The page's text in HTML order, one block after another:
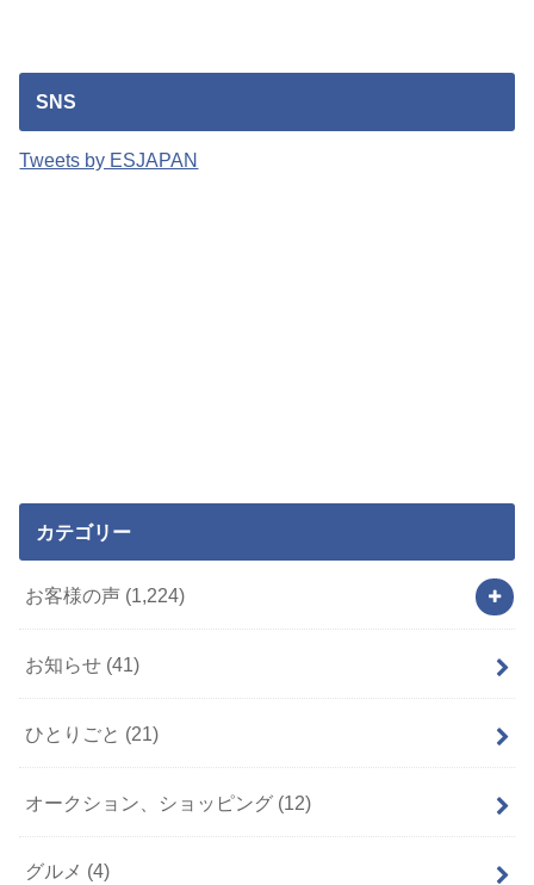
SNS
Tweets by ESJAPAN
カテゴリー
お客様の声 (1,224)
お知らせ (41)
ひとりごと (21)
オークション、ショッピング (12)
グルメ (4)